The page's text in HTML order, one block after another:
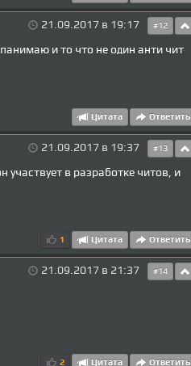
21.09.2017 в 19:17 #12
и то что не один анти чит
Ответить
Цитата
21.09.2017 в 19:37 #13
участвует в разработке читов, и
Ответить
Цитата
1
21.09.2017 в 21:37 #14
Ответить
Цитата
2